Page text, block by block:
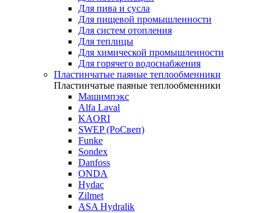
Для пива и сусла
Для пищевой промышленности
Для систем отопления
Для теплицы
Для химической промышленности
Для горячего водоснабжения
Пластинчатые паяные теплообменники
Пластинчатые паяные теплообменники
Машимпэкс
Alfa Laval
KAORI
SWEP (РоСвеп)
Funke
Sondex
Danfoss
ONDA
Hydac
Zilmet
ASA Hydralik